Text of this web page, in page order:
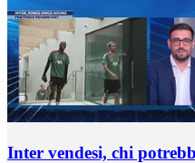
Inter vendesi, chi